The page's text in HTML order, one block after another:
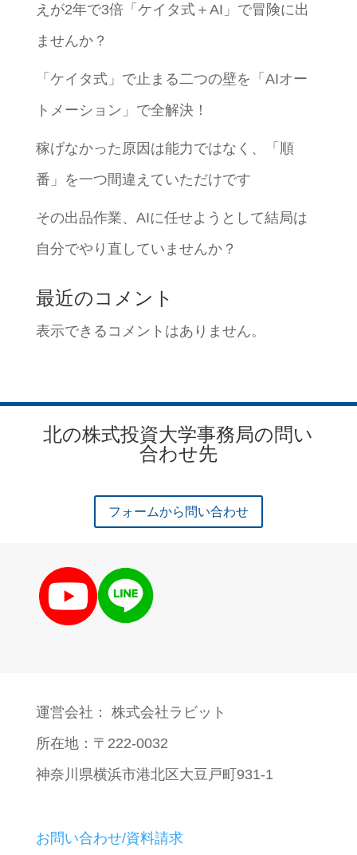
えが2年で3倍「ケイタ式＋AI」で冒険に出
ませんか？
「ケイタ式」で止まる二つの壁を「AIオー
トメーション」で全解決！
稼げなかった原因は能力ではなく、「順
番」を一つ間違えていただけです
その出品作業、AIに任せようとして結局は
自分でやり直していませんか？
最近のコメント
表示できるコメントはありません。
北の株式投資大学事務局の問い
合わせ先
フォームから問い合わせ
運営会社： 株式会社ラビット
所在地：〒222-0032
神奈川県横浜市港北区大豆戸町931-1
お問い合わせ/資料請求